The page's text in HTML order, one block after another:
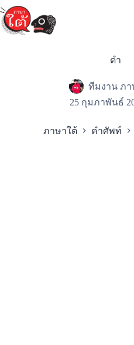
Skip
to
content
ดำ
ทีมงาน ภา
25 กุมภาพันธ์
ภาษาใต้ คำศัพท์